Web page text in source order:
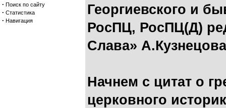
· Поиск по сайту
· Статистика
· Навигация
Георгиевского и
РосПЦ, РосПЦ(Д)
Слава»
Начнем с цитат о
церковного